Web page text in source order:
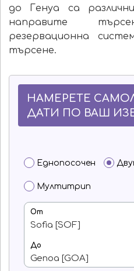
до Генуа са
направите
резервационна
търсене.
НАМЕРЕТЕ
ДАТИ ПО ВАШ
Еднопосочен
Мултитрип
От
До